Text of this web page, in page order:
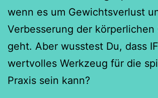
wenn es um Gewichtsverlust
Verbesserung der körperlichen
geht. Aber wusstest Du, dass
wertvolles Werkzeug für die
Praxis sein kann?